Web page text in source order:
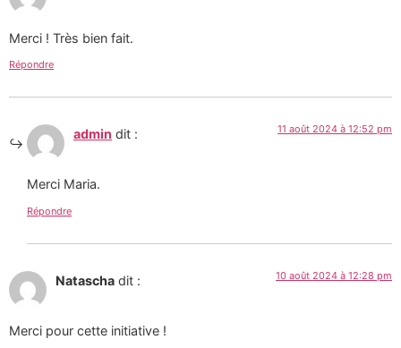
Merci ! Très bien fait.
Répondre
admin dit : 11 août 2024 à 12:52 pm
Merci Maria.
Répondre
Natascha dit : 10 août 2024 à 12:28 pm
Merci pour cette initiative !